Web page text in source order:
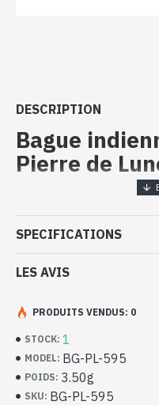
DESCRIPTION
Bague
Pierre de
Bijoux indiens
argent massif
- Bague en argent véritable
- Faite à la main à Jaipur (
- Taille de la pierre : 8mm x
-Livrée avec un petit sac
Bague indienne
Lune naturelle
PL-595)
SPECIFICATIONS
LES AVIS
STOCK: 1
MODEL: BG-PL-595
POIDS: 3.50g
SKU: BG-PL-595
PRODUITS VENDUS: 0